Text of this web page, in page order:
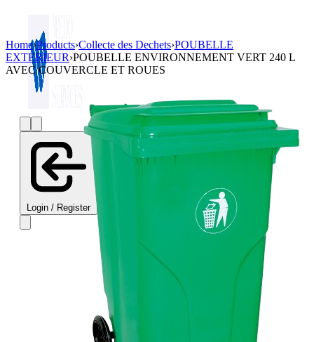
Login / Register
Home›Products›Collecte des Dechets›POUBELLE
EXTERIEUR›POUBELLE ENVIRONNEMENT VERT 240 L
AVEC COUVERCLE ET ROUES